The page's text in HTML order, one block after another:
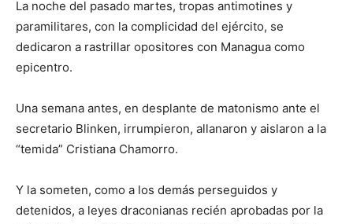
La noche del pasado martes, tropas antimotines y
paramilitares, con la complicidad del ejército, se
dedicaron a rastrillar opositores con Managua como
epicentro.
Una semana antes, en desplante de matonismo ante el
secretario Blinken, irrumpieron, allanaron y aislaron a la
“temida” Cristiana Chamorro.
Y la someten, como a los demás perseguidos y
detenidos, a leyes draconianas recién aprobadas por la